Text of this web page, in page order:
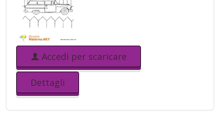
Accedi per scaricare
Dettagli